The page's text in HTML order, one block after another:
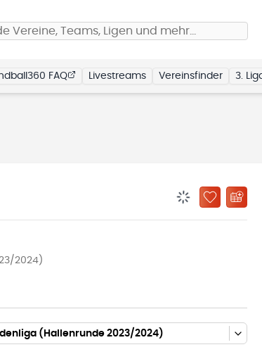
Vereine, Teams, Ligen und mehr…
FAQ Livestreams Vereinsfinder 3.
ZU „MEINE
2024)
(Hallenrunde 2023/2024)